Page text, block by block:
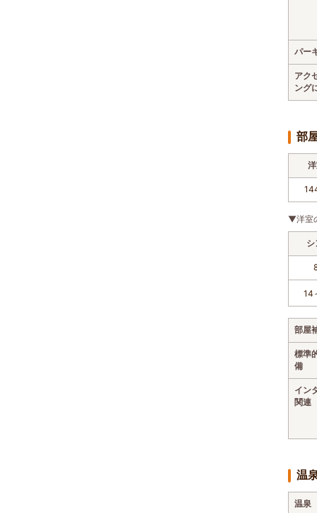
パー
アク
ング
部
▼洋室
シ
14
部屋
標準
備
イン
関連
温
温泉